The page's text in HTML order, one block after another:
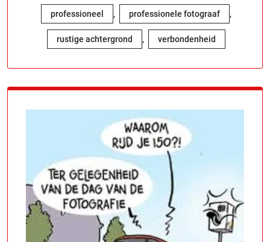
professioneel , professionele fotograaf ,
rustige achtergrond , verbondenheid